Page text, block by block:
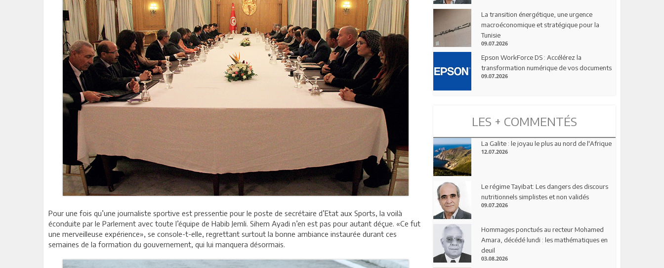
Pour une fois qu’une journaliste sportive est pressentie pour le poste de secrétaire d’Etat aux Sports, la voilà
éconduite par le Parlement avec toute l’équipe de Habib Jemli. Sihem Ayadi n’en est pas pour autant déçue. «Ce fut
une merveilleuse expérience», se console-t-elle, regrettant surtout la bonne ambiance instaurée durant ces
semaines de la formation du gouvernement, qui lui manquera désormais.
La transition énergétique, une urgence
macroéconomique et stratégique pour la
Tunisie
09.07.2026
Epson WorkForce DS : Accélérez la
transformation numérique de vos documents
09.07.2026
LES + COMMENTÉS
La Galite : le joyau le plus au nord de l'Afrique
12.07.2026
Le régime Tayibat: Les dangers des discours
nutritionnels simplistes et non validés
09.07.2026
Hommages ponctués au recteur Mohamed
Amara, décédé lundi : les mathématiques en
deuil
03.08.2026